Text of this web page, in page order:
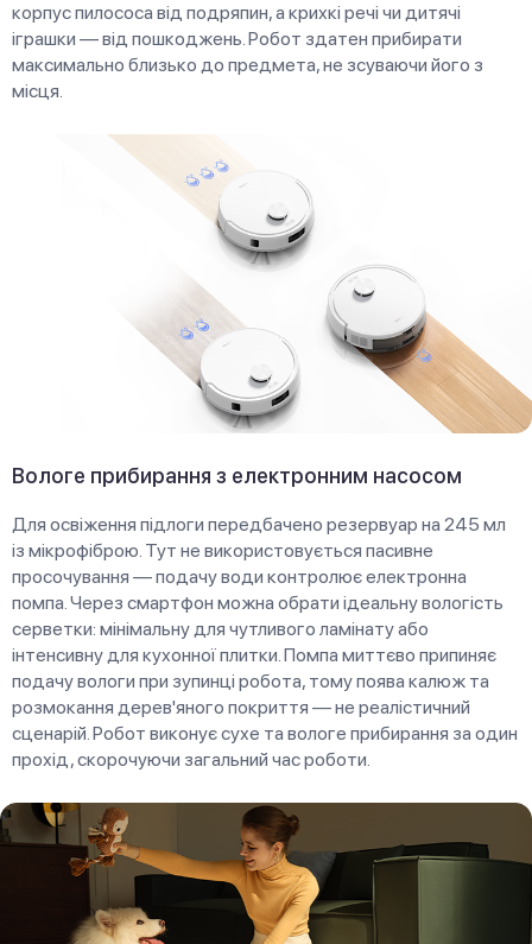
корпус пилососа від подряпин, а крихкі речі чи дитячі
іграшки — від пошкоджень. Робот здатен прибирати
максимально близько до предмета, не зсуваючи його з
місця.
Вологе прибирання з електронним насосом
Для освіження підлоги передбачено резервуар на 245 мл
із мікрофіброю. Тут не використовується пасивне
просочування — подачу води контролює електронна
помпа. Через смартфон можна обрати ідеальну вологість
серветки: мінімальну для чутливого ламінату або
інтенсивну для кухонної плитки. Помпа миттєво припиняє
подачу вологи при зупинці робота, тому поява калюж та
розмокання дерев'яного покриття — не реалістичний
сценарій. Робот виконує сухе та вологе прибирання за один
прохід, скорочуючи загальний час роботи.